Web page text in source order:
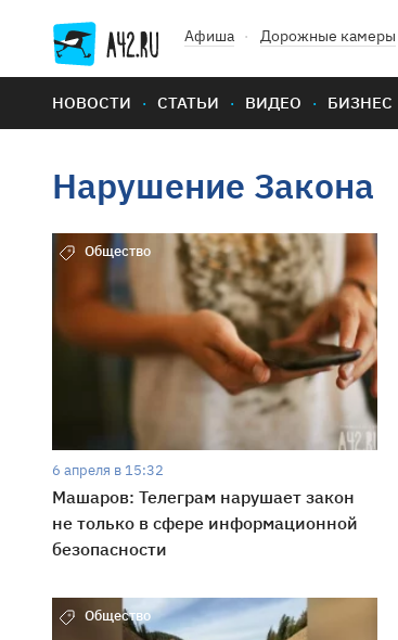
Афиша Дорожные камеры
НОВОСТИ СТАТЬИ ВИДЕО БИЗНЕС
Нарушение Закона
Общество
6 апреля в 15:32
Машаров: Телеграм нарушает закон
не только в сфере информационной
безопасности
Общество